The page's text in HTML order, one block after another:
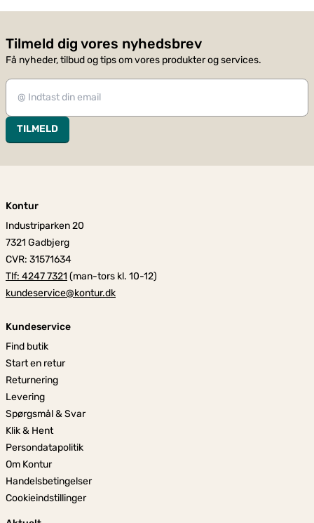
Tilmeld dig vores nyhedsbrev
Få nyheder, tilbud og tips om vores produkter og services.
TILMELD
Kontur
Industriparken 20
7321 Gadbjerg
CVR: 31571634
Tlf: 4247 7321 (man-tors kl. 10-12)
kundeservice@kontur.dk
Kundeservice
Find butik
Start en retur
Returnering
Levering
Spørgsmål & Svar
Klik & Hent
Persondatapolitik
Om Kontur
Handelsbetingelser
Cookieindstillinger